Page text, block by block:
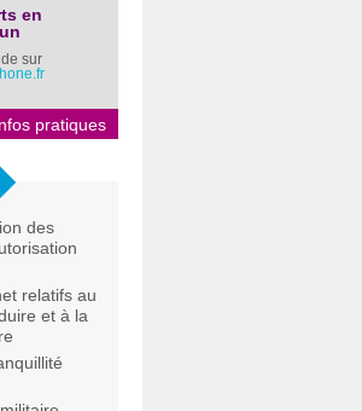
en
sur
pratiques
des
relatifs au
et à la